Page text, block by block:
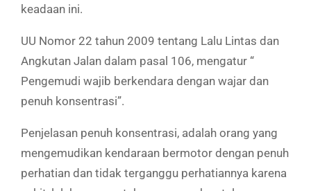
keadaan ini.
UU Nomor 22 tahun 2009 tentang Lalu Lintas dan
Angkutan Jalan dalam pasal 106, mengatur “
Pengemudi wajib berkendara dengan wajar dan
penuh konsentrasi”.
Penjelasan penuh konsentrasi, adalah orang yang
mengemudikan kendaraan bermotor dengan penuh
perhatian dan tidak terganggu perhatiannya karena